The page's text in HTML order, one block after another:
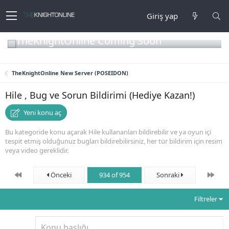
Giriş yap
TheKnightOnline Coming Soon
TheKnightOnline New Server (POSEIDON)
Hile , Bug ve Sorun Bildirimi (Hediye Kazan!)
Yeni konu aç
Bu kategoride konu açarak Hile kullananları bildirebilir ve ya oyun içi
tespit etmiş olduğunuz bugları bildirebilirsiniz, her tür bildirim için resim
veya video gereklidir.
First Önceki 934 of 954 Sonraki Son
Filtreler